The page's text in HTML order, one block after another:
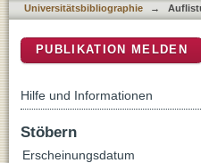
Universitätsbibliographie →
PUBLIKATION MELDEN
Hilfe und Informationen
Stöbern
Erscheinungsdatum